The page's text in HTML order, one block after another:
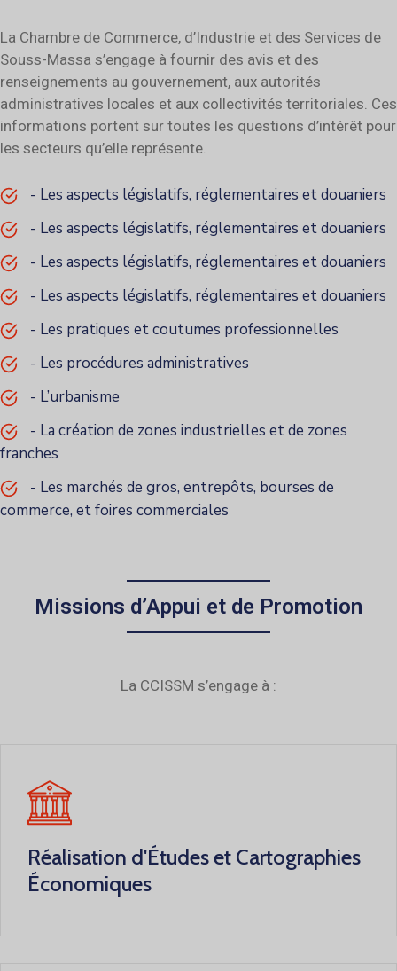
La Chambre de Commerce, d’Industrie et des Services de
Souss-Massa s’engage à fournir des avis et des
renseignements au gouvernement, aux autorités
administratives locales et aux collectivités territoriales. Ces
informations portent sur toutes les questions d’intérêt pour
les secteurs qu’elle représente.
- Les aspects législatifs, réglementaires et douaniers
- Les aspects législatifs, réglementaires et douaniers
- Les aspects législatifs, réglementaires et douaniers
- Les aspects législatifs, réglementaires et douaniers
- Les pratiques et coutumes professionnelles
- Les procédures administratives
- L’urbanisme
- La création de zones industrielles et de zones
franches
- Les marchés de gros, entrepôts, bourses de
commerce, et foires commerciales
Missions d’Appui et de Promotion
La CCISSM s’engage à :
Réalisation d'Études et Cartographies
Économiques